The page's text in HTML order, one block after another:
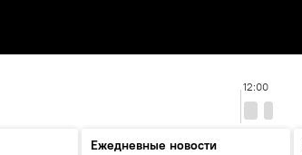
12:00
Ежедневные новости